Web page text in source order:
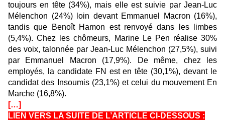
toujours en tête (34%), mais elle est suivie par Jean-Luc
Mélenchon (24%) loin devant Emmanuel Macron (16%),
tandis que Benoît Hamon est renvoyé dans les limbes
(5,4%). Chez les chômeurs, Marine Le Pen réalise 30%
des voix, talonnée par Jean-Luc Mélenchon (27,5%), suivi
par Emmanuel Macron (17,9%). De même, chez les
employés, la candidate FN est en tête (30,1%), devant le
candidat des Insoumis (23,1%) et celui du mouvement En
Marche (16,8%).
[…]
LIEN VERS LA SUITE DE L’ARTICLE CI-DESSOUS :